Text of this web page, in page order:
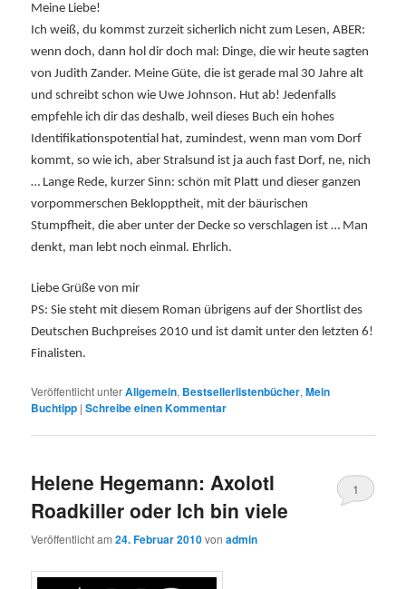
Meine Liebe!
Ich weiß, du kommst zurzeit sicherlich nicht zum Lesen, ABER:
wenn doch, dann hol dir doch mal: Dinge, die wir heute sagten
von Judith Zander. Meine Güte, die ist gerade mal 30 Jahre alt
und schreibt schon wie Uwe Johnson. Hut ab! Jedenfalls
empfehle ich dir das deshalb, weil dieses Buch ein hohes
Identifikationspotential hat, zumindest, wenn man vom Dorf
kommt, so wie ich, aber Stralsund ist ja auch fast Dorf, ne, nich
… Lange Rede, kurzer Sinn: schön mit Platt und dieser ganzen
vorpommerschen Beklopptheit, mit der bäurischen
Stumpfheit, die aber unter der Decke so verschlagen ist … Man
denkt, man lebt noch einmal. Ehrlich.
Liebe Grüße von mir
PS: Sie steht mit diesem Roman übrigens auf der Shortlist des
Deutschen Buchpreises 2010 und ist damit unter den letzten 6!
Finalisten.
Veröffentlicht unterAllgemein, Bestsellerlistenbücher,Mein
Buchtipp |Schreibe einen Kommentar
Helene Hegemann: Axolotl
Roadkiller oder Ich bin viele
Veröffentlicht am24. Februar 2010vonadmin
1